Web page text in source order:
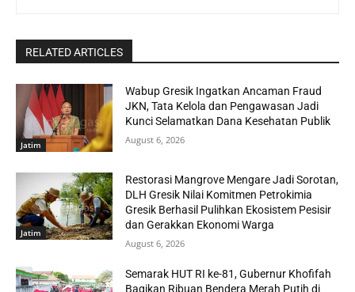
RELATED ARTICLES
Jatim
Wabup Gresik Ingatkan Ancaman Fraud
JKN, Tata Kelola dan Pengawasan Jadi
Kunci Selamatkan Dana Kesehatan Publik
August 6, 2026
Jatim
Restorasi Mangrove Mengare Jadi Sorotan,
DLH Gresik Nilai Komitmen Petrokimia
Gresik Berhasil Pulihkan Ekosistem Pesisir
dan Gerakkan Ekonomi Warga
August 6, 2026
Semarak HUT RI ke-81, Gubernur Khofifah
Bagikan Ribuan Bendera Merah Putih di